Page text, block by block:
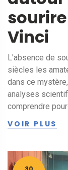
Vinci
L'absence de
siècles les
dans ce
analyses
comprendre
restaurations
participe à la
Louvre.
VOIR PLUS